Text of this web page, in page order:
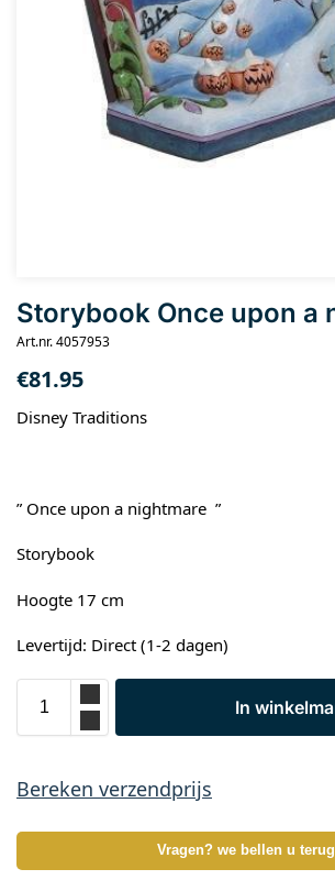
Storybook Once upon a
Art.nr. 4057953
€81.95
Disney Traditions
” Once upon a nightmare ”
Storybook
Hoogte 17 cm
Levertijd: Direct (1-2 dagen)
In
Bereken verzendprijs
Vragen? we bellen u terug